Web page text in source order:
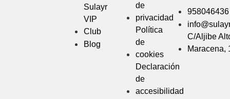
Sulayr
VIP
Club
Blog
de
privacidad
Política
de
cookies
Declaración
de
accesibilidad
958046436
C/Aljibe
Maracena,